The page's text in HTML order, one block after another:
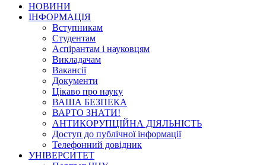
НОВИНИ
ІНФОРМАЦІЯ
Вступникам
Студентам
Аспірантам і науковцям
Викладачам
Вакансії
Документи
Цікаво про науку
ВАША БЕЗПЕКА
ВАРТО ЗНАТИ!
АНТИКОРУПЦІЙНА ДІЯЛЬНІСТЬ
Доступ до публічної інформації
Телефонний довідник
УНІВЕРСИТЕТ